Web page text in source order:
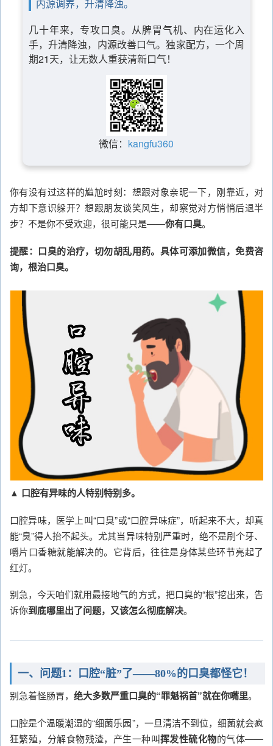
内源调养，升清降浊。
几十年来，专攻口臭。从脾胃气机、内在运化入
手，升清降浊，内源改善口气。独家配方，一个周
期21天，让无数人重获清新口气！
微信： kangfu360
你有没有过这样的尴尬时刻：想跟对象亲昵一下，刚靠近，对
方却下意识躲开？想跟朋友谈笑风生，却察觉对方悄悄后退半
步？不是你不受欢迎，很可能只是——你有口臭。
提醒：口臭的治疗，切勿胡乱用药。具体可添加微信，免费咨
询，根治口臭。
▲ 口腔有异味的人特别特别多。
口腔异味，医学上叫“口臭”或“口腔异味症”，听起来不大，却真
能“臭”得人抬不起头。尤其当异味特别严重时，绝不是刷个牙、
嚼片口香糖就能解决的。它背后，往往是身体某些环节亮起了
红灯。
别急，今天咱们就用最接地气的方式，把口臭的“根”挖出来，告
诉你到底哪里出了问题，又该怎么彻底解决。
一、问题1：口腔“脏”了——80%的口臭都怪它！
别急着怪肠胃， 绝大多数严重口臭的“罪魁祸首”就在你嘴里。
口腔是个温暖潮湿的“细菌乐园”，一旦清洁不到位，细菌就会疯
狂繁殖，分解食物残渣，产生一种叫挥发性硫化物的气体——